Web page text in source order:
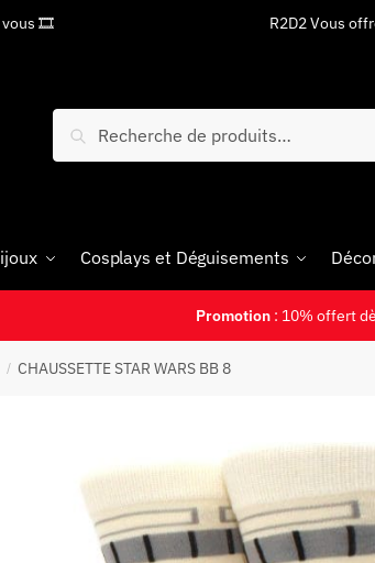
vous 🎞 R2D2 Vous
Recherche
Cosplays et Déguisements
Promotion : 10% offert
/ CHAUSSETTE STAR WARS BB 8